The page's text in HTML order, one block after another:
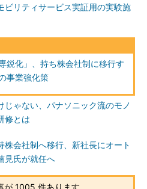
ビリティサービス実証用の実験施
鋭化」、持ち株会社制に移行す
事業強化策
じゃない、パナソニック流のモノ
修とは
株会社制へ移行、新社長にオート
見氏が就任へ
が 1005 件あります